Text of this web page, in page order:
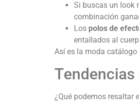
Si buscas un look
combinación
Los polos de
entallados al
Así es la moda
Tendencias
¿Qué podemos resaltar